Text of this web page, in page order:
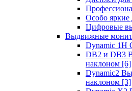
Особо яркие
Цифровые
Выдвижные
Dynamic 1Н
DB2 и DB3
наклоном [6]
Dynamic2
наклоном [3]